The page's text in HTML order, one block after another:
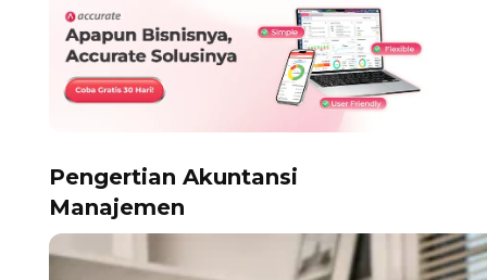
Pengertian Akuntansi
Manajemen